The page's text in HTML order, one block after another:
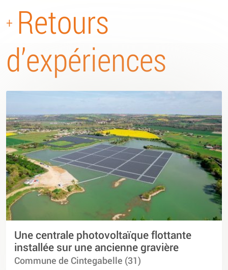
+ Retours
d’expériences
Une centrale photovoltaïque flottante
installée sur une ancienne gravière
Commune de Cintegabelle (31)